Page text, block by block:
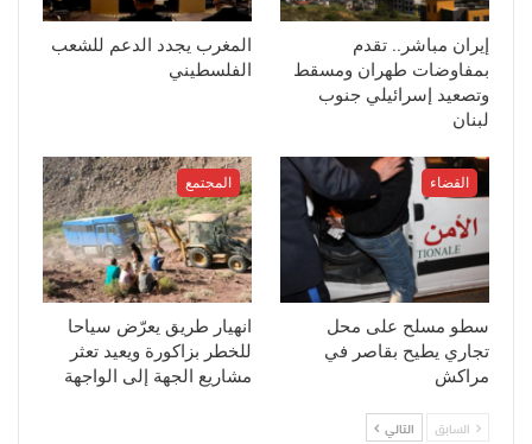
إيران مباشر.. تقدم
بمفاوضات طهران ومسقط
وتصعيد إسرائيلي جنوب
لبنان
المغرب يجدد الدعم للشعب
الفلسطيني
القضاء
سطو مسلح على محل
تجاري يطيح بقاصر في
مراكش
المجتمع
انهيار طريق يعرّض سياحا
للخطر بزاكورة ويعيد تعثر
مشاريع الجهة إلى الواجهة
السابق التالي